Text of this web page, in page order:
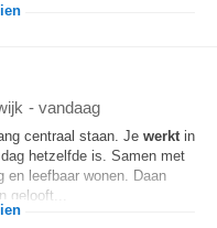
- vandaag
centraal staan. Je werktin
hetzelfde is. Samen met
en leefbaar wonen. Daan
gelooft...